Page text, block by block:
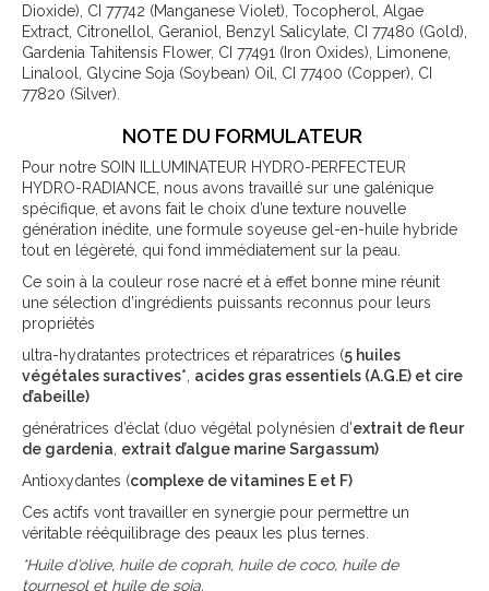
Dioxide), CI 77742 (Manganese Violet), Tocopherol, Algae
Extract, Citronellol, Geraniol, Benzyl Salicylate, CI 77480 (Gold),
Gardenia Tahitensis Flower, CI 77491 (Iron Oxides), Limonene,
Linalool, Glycine Soja (Soybean) Oil, CI 77400 (Copper), CI
77820 (Silver).
NOTE DU FORMULATEUR
Pour notre SOIN ILLUMINATEUR HYDRO-PERFECTEUR
HYDRO-RADIANCE, nous avons travaillé sur une galénique
spécifique, et avons fait le choix d’une texture nouvelle
génération inédite, une formule soyeuse gel-en-huile hybride
tout en légèreté, qui fond immédiatement sur la peau.
Ce soin à la couleur rose nacré et à effet bonne mine réunit
une sélection d’ingrédients puissants reconnus pour leurs
propriétés
ultra-hydratantes protectrices et réparatrices (5 huiles
végétales suractives* acides gras essentiels (A.G.E) et cire
d’abeille)
génératrices d’éclat (duo végétal polynésien d’extrait de fleur
de gardenia extrait d’algue marine Sargassum)
Antioxydantes (complexe de vitamines E et F)
Ces actifs vont travailler en synergie pour permettre un
véritable rééquilibrage des peaux les plus ternes.
*Huile d’olive, huile de coprah, huile de coco, huile de
tournesol et huile de soja.